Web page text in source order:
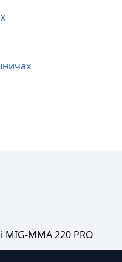
MMA 220 PRO